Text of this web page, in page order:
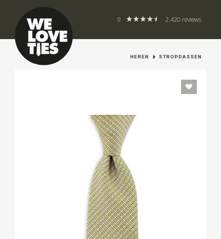
9 2.420 reviews
HEREN STROPDASSEN